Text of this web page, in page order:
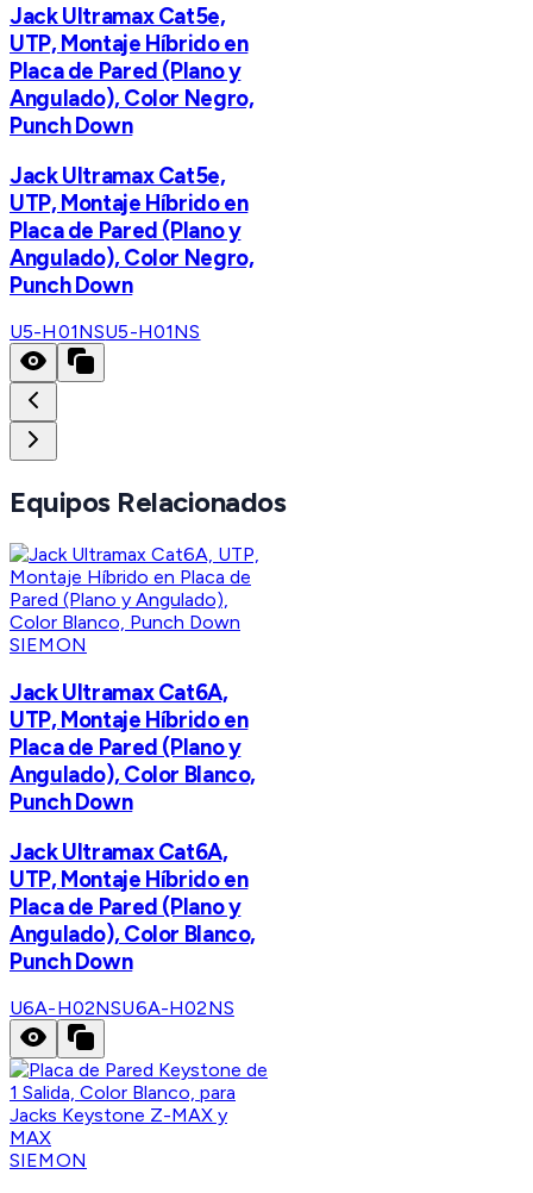
Jack Ultramax Cat5e,
UTP, Montaje Híbrido en
Placa de Pared (Plano y
Angulado), Color Negro,
Punch Down
Jack Ultramax Cat5e,
UTP, Montaje Híbrido en
Placa de Pared (Plano y
Angulado), Color Negro,
Punch Down
U5-H01NSU5-H01NS
Equipos Relacionados
SIEMON
Jack Ultramax Cat6A,
UTP, Montaje Híbrido en
Placa de Pared (Plano y
Angulado), Color Blanco,
Punch Down
Jack Ultramax Cat6A,
UTP, Montaje Híbrido en
Placa de Pared (Plano y
Angulado), Color Blanco,
Punch Down
U6A-H02NSU6A-H02NS
SIEMON